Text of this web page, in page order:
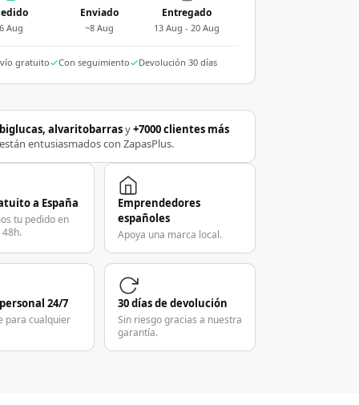
Aug
Enviado
~8 Aug
Entregado
13 Aug - 20 Aug
gratuito Con seguimiento Devolución 30 días
biglucas, alvaritobarrasy+7000 clientes más
están entusiasmados con ZapasPlus.
a España
tu pedido en
Emprendedores
españoles
Apoya una marca local.
24/7
para cualquier
30 días de devolución
Sin riesgo gracias a nuestra
garantía.